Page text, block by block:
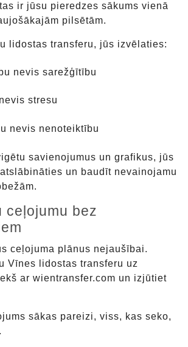
ir jūsu pieredzes sākums vienā
pilsētām.
lidostas transferu, jūs izvēlaties:
nevis sarežģītību
stresu
nevis nenoteiktību
savienojumus un grafikus, jūs
un baudīt nevainojamu
ceļojumu bez
ceļojuma plānus nejaušībai.
Vīnes lidostas transferu uz
ar wientransfer.com un izjūtiet
sākas pareizi, viss, kas seko,